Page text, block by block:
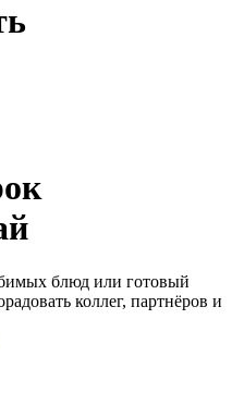
блюд или готовый
коллег, партнёров и